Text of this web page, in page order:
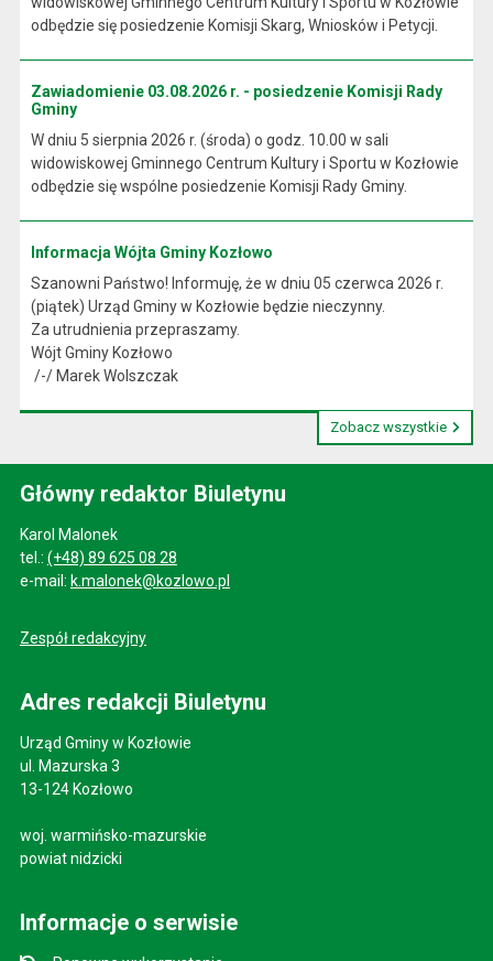
odbędzie się posiedzenie Komisji Skarg, Wniosków i Petycji.
Zawiadomienie 03.08.2026 r. - posiedzenie Komisji Rady
Gminy
W dniu 5 sierpnia 2026 r. (środa) o godz. 10.00 w sali
widowiskowej Gminnego Centrum Kultury i Sportu w Kozłowie
odbędzie się wspólne posiedzenie Komisji Rady Gminy.
Informacja Wójta Gminy Kozłowo
Szanowni Państwo! Informuję, że w dniu 05 czerwca 2026 r.
(piątek) Urząd Gminy w Kozłowie będzie nieczynny.
Za utrudnienia przepraszamy.
Wójt Gminy Kozłowo
/-/ Marek Wolszczak
Zobacz wszystkie
Główny redaktor Biuletynu
Karol Malonek
tel.: (+48) 89 625 08 28
e-mail: k.malonek@kozlowo.pl
Zespół redakcyjny
Adres redakcji Biuletynu
Urząd Gminy w Kozłowie
ul. Mazurska 3
13-124 Kozłowo
woj. warmińsko-mazurskie
powiat nidzicki
Informacje o serwisie